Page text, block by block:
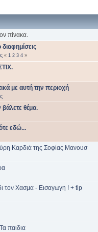
πίνακα.
« 1 2 3 4 »
με αυτή την περιοχή
θέμα.
εδώ...
Καρδιά της Σοφίας Μανουσ
τον Χασμα - Εισαγωγη ! + tip
παιδια